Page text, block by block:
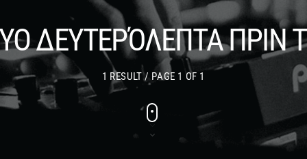
ΔΕΥΤΕΡΌΛΕΠΤΑ
1 RESULT / PAGE 1 OF 1